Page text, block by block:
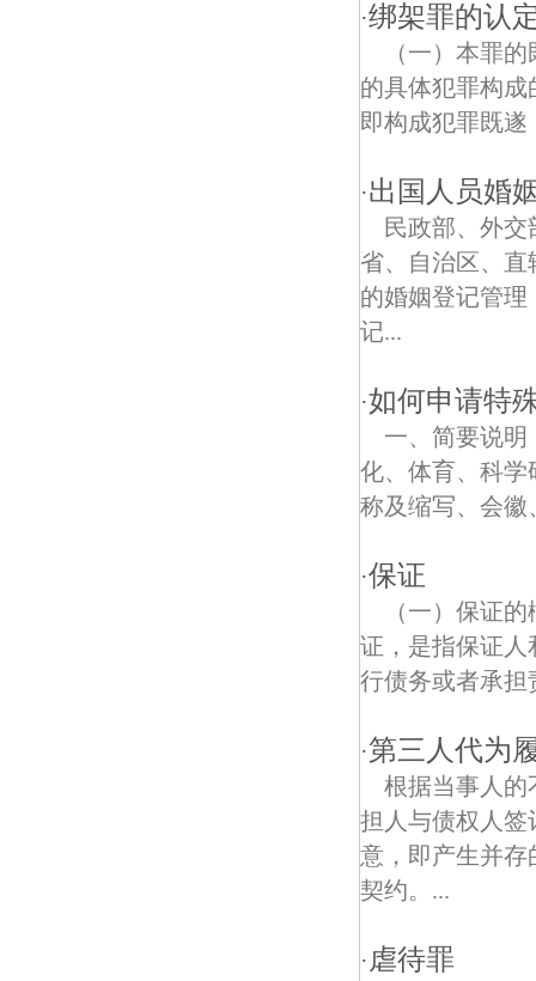
·绑架罪的认
（一）本罪
的具体犯罪构
即构成犯罪既
·出国人员婚
民政部、外
省、自治区、
的婚姻登记管
记...
·如何申请特
一、简要说
化、体育、科学
称及缩写、会
·保证
（一）保证
证，是指保证人
行债务或者承担
·第三人代为
根据当事人的
担人与债权人签
意，即产生并存
契约。...
· 虐待罪